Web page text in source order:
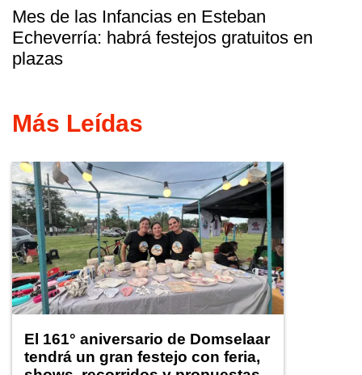
Mes de las Infancias en Esteban
Echeverría: habrá festejos gratuitos en
plazas
Más Leídas
El 161° aniversario de Domselaar
tendrá un gran festejo con feria,